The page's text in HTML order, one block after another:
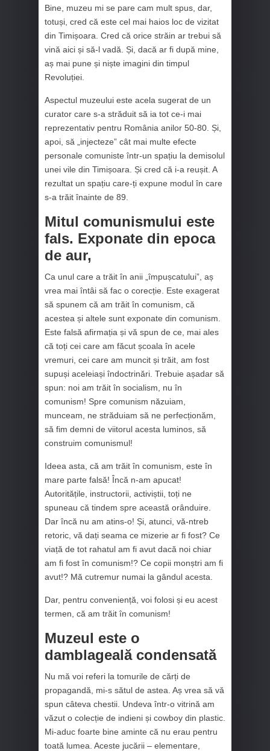
Bine, muzeu mi se pare cam mult spus, dar,
totuși, cred că este cel mai haios loc de vizitat
din Timișoara. Cred că orice străin ar trebui să
vină aici și să-l vadă. Și, dacă ar fi după mine,
aș mai pune și niște imagini din timpul
Revoluției.
Aspectul muzeului este acela sugerat de un
curator care s-a străduit să ia tot ce-i mai
reprezentativ pentru România anilor 50-80. Și,
apoi, să „injecteze” cât mai multe efecte
personale comuniste într-un spațiu la demisolul
unei vile din Timișoara. Și cred că i-a reușit. A
rezultat un spațiu care-ți expune modul în care
s-a trăit înainte de 89.
Mitul comunismului este
fals. Exponate din epoca
de aur,
Ca unul care a trăit în anii „împușcatului”, aș
vrea mai întâi să fac o corecție. Este exagerat
să spunem că am trăit în comunism, că
acestea și altele sunt exponate din comunism.
Este falsă afirmația și vă spun de ce, mai ales
că toți cei care am făcut școala în acele
vremuri, cei care am muncit și trăit, am fost
supuși aceleiași îndoctrinări. Trebuie așadar să
spun: noi am trăit în socialism, nu în
comunism! Spre comunism năzuiam,
munceam, ne străduiam să ne perfecționăm,
să fim demni de viitorul acesta luminos, să
construim comunismul!
Ideea asta, că am trăit în comunism, este în
mare parte falsă! Încă n-am apucat!
Autoritățile, instructorii, activiștii, toți ne
spuneau că tindem spre această orânduire.
Dar încă nu am atins-o! Și, atunci, vă-ntreb
retoric, vă dați seama ce mizerie ar fi fost? Ce
viață de tot rahatul am fi avut dacă noi chiar
am fi fost în comunism!? Ce copii monștri am fi
avut!? Mă cutremur numai la gândul acesta.
Dar, pentru conveniență, voi folosi și eu acest
termen, că am trăit în comunism!
Muzeul este o
damblageală condensată
Nu mă voi referi la tomurile de cărți de
propagandă, mi-s sătul de astea. Aș vrea să vă
spun câteva chestii. Undeva într-o vitrină am
văzut o colecție de indieni și cowboy din plastic.
Mi-aduc foarte bine aminte că nu erau pentru
toată lumea. Aceste jucării – elementare,